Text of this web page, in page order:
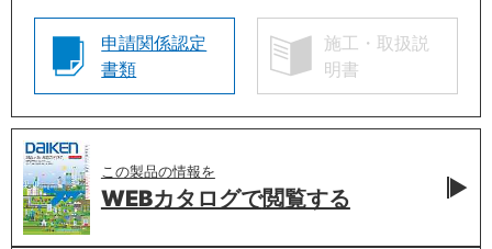
申請関係認定
書類
施工・取扱説
明書
この製品の情報を
WEBカタログで閲覧する